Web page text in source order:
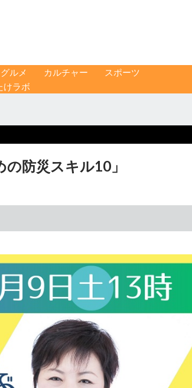
グルメ カルチャー
スポーツ
けラボ
防災スキル10」